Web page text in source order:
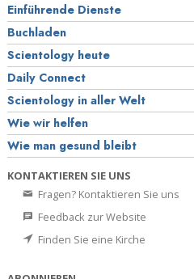
Einführende Dienste
Buchladen
Scientology heute
Daily Connect
Scientology in aller Welt
Wie wir helfen
Wie man gesund bleibt
KONTAKTIEREN SIE UNS
Fragen? Kontaktieren Sie uns
Feedback zur Website
Finden Sie eine Kirche